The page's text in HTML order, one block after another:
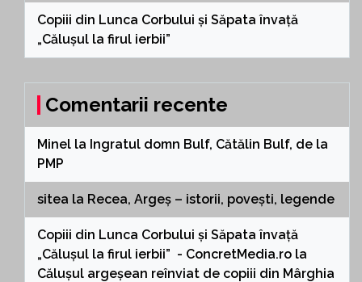
Copiii din Lunca Corbului și Săpata învață
„Călușul la firul ierbii”
Comentarii recente
Minel la Ingratul domn Bulf, Cătălin Bulf, de la
PMP
sitea la Recea, Argeș – istorii, povești, legende
Copiii din Lunca Corbului și Săpata învață
„Călușul la firul ierbii” - ConcretMedia.ro la
Călușul argeșean reînviat de copiii din Mârghia